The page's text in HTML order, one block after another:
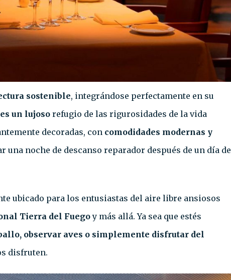
sostenible, integrándose perfectamente en su
un lujoso refugio de las rigurosidades de la vida
decoradas, con comodidades modernas y
una noche de descanso reparador después de un día de
ubicado para los entusiastas del aire libre ansiosos
Tierra del Fuegoy más allá. Ya sea que estés
observar aves o simplemente disfrutar del
disfruten.